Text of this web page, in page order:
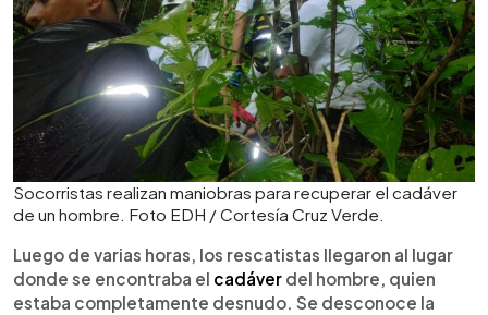
Socorristas realizan maniobras para recuperar el cadáver
de un hombre. Foto EDH / Cortesía Cruz Verde.
Luego de varias horas, los rescatistas llegaron al lugar
donde se encontraba el cadáver del hombre, quien
estaba completamente desnudo. Se desconoce la